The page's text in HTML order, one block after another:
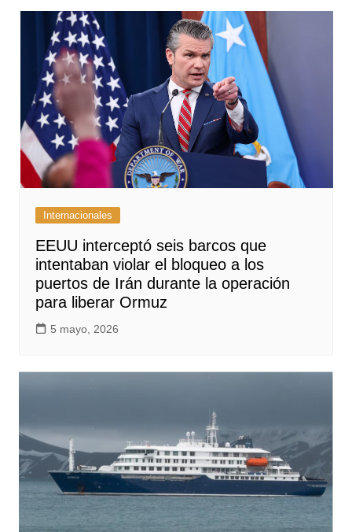
Internacionales
EEUU interceptó seis barcos que
intentaban violar el bloqueo a los
puertos de Irán durante la operación
para liberar Ormuz
5 mayo, 2026